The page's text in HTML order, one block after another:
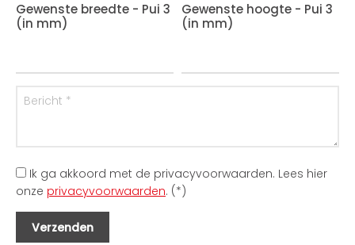
Gewenste breedte - Pui 3
(in mm)
Gewenste hoogte - Pui 3
(in mm)
Ik ga akkoord met de privacyvoorwaarden. Lees hier
onze privacyvoorwaarden. (*)